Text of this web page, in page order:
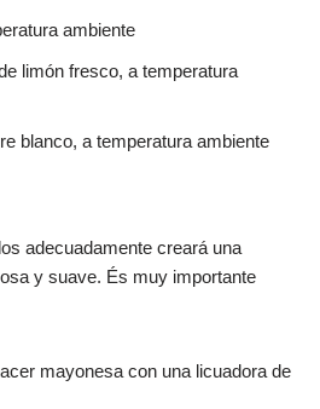
ambiente
limón fresco, a temperatura
blanco, a temperatura ambiente
adecuadamente creará una
y suave. És muy importante
mayonesa con una licuadora de